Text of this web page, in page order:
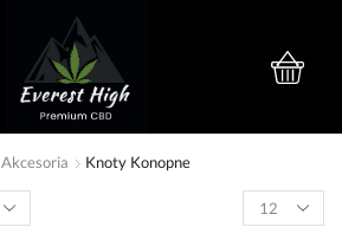
Akcesoria Knoty Konopne